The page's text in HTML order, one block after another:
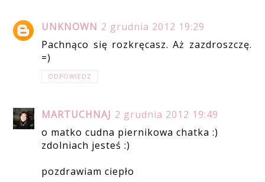
UNKNOWN 2 grudnia 2012 19:29
Pachnąco się rozkręcasz. Aż zazdroszczę.
=)
ODPOWIEDZ
MARTUCHNAJ 2 grudnia 2012 19:49
o matko cudna piernikowa chatka :)
zdolniach jesteś :)
pozdrawiam ciepło